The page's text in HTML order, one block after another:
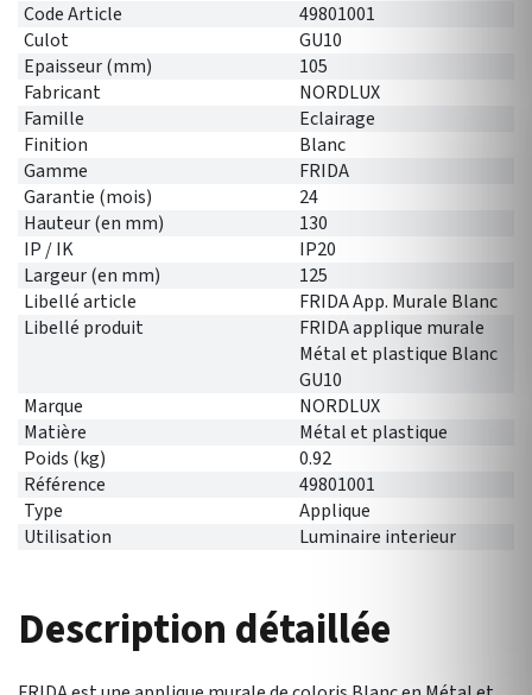
Code Article
49801001
Culot
GU10
Epaisseur (mm)
105
Fabricant
NORDLUX
Famille
Eclairage
Finition
Blanc
Gamme
FRIDA
Garantie (mois)
24
Hauteur (en mm)
130
IP / IK
IP20
Largeur (en mm)
125
Libellé article
FRIDA App. Murale Blanc
Libellé produit
FRIDA applique murale
Métal et plastique Blanc
GU10
Marque
NORDLUX
Matière
Métal et plastique
Poids (kg)
0.92
Référence
49801001
Type
Applique
Utilisation
Luminaire interieur
Description détaillée